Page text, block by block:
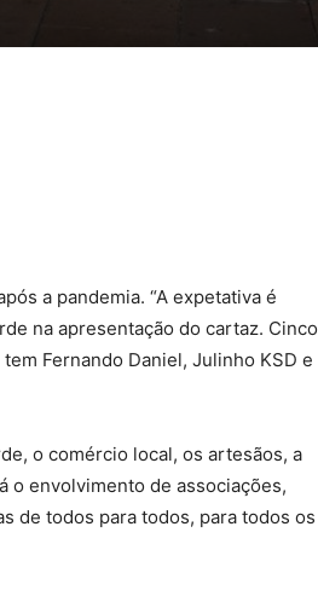
a pandemia. “A expetativa é
na apresentação do cartaz. Cinco
Fernando Daniel, Julinho KSD e
o comércio local, os artesãos, a
o envolvimento de associações,
de todos para todos, para todos os